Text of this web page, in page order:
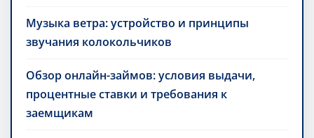
Музыка ветра: устройство и принципы
звучания колокольчиков
Обзор онлайн-займов: условия выдачи,
процентные ставки и требования к
заемщикам